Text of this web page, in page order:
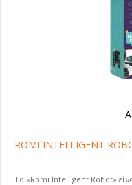
ROMI INTELLIGENT
Το «Romi Intelligent Robot»